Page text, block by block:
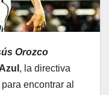
Orozco
, la directiva
encontrar al